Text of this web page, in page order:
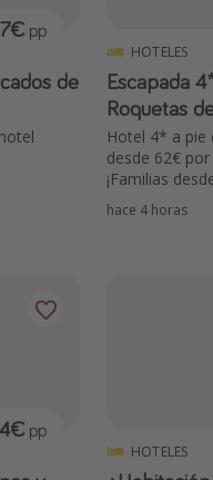
de
pp
HOTELES
Escapada
Roquetas
Hotel 4* a pie
desde 62€
¡Familias
hace 4 horas
pp
HOTELES